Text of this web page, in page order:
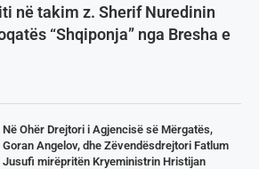
në takim z. Sherif Nuredinin
“Shqiponja” nga Bresha e
Në Ohër Drejtori i Agjencisë së Mërgatës,
Goran Angelov, dhe Zëvendësdrejtori Fatlum
Jusufi mirëpritën Kryeministrin Hristijan